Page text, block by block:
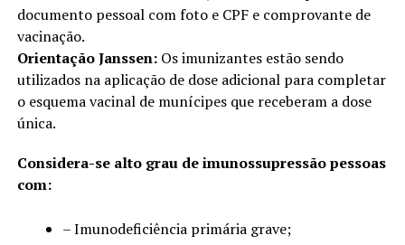
documento pessoal com foto e CPF e comprovante de
vacinação.
Orientação Janssen: Os imunizantes estão sendo
utilizados na aplicação de dose adicional para completar
o esquema vacinal de munícipes que receberam a dose
única.
Considera-se alto grau de imunossupressão pessoas
com:
– Imunodeficiência primária grave;